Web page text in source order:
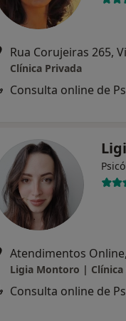
Rua Corujeiras 265,
Clínica Privada
Consulta online de
Atendimentos
Ligia Montoro | Clínica
Consulta online de